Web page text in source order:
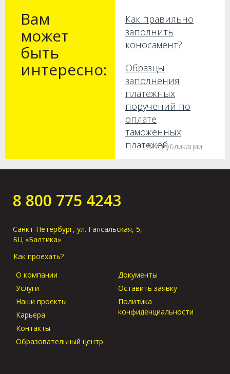
Вам
может
быть
интересно:
Как правильно
заполнить
коносамент?
Образцы
заполнения
платежных
поручений по
оплате
таможенных
платежей
Как получить груз
Все публикации
8 800 775 4243
Санкт-Петербург, ул. Гапсальская, 5,
БЦ «Балтика»
Как проехать?
О компании
Услуги
Наши проекты
Карьера
Контакты
Образовательный центр
Документы
Оставить заявку
Политика
конфиденциальности